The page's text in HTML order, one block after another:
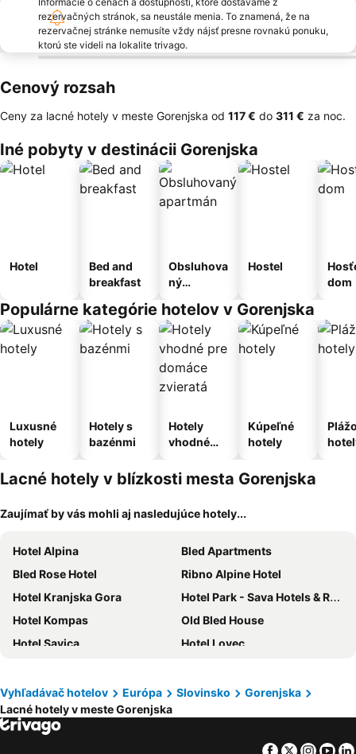
rezervačných stránok, sa neustále menia. To znamená, že na
rezervačnej stránke nemusíte vždy nájsť presne rovnakú ponuku,
ktorú ste videli na lokalite trivago.
Cenový rozsah
Ceny za lacné hotely v meste Gorenjska od ‎117 € do ‎311 € za noc.
Iné pobyty v destinácii Gorenjska
Hotel
Bed and
breakfast
Obsluhova
ný
Hostel
dom
Populárne kategórie hotelov v Gorenjska
Luxusné
hotely
Hotely s
bazénmi
Hotely
vhodné
domáce
zvieratá
Kúpeľné
hotely
Lacné hotely v blízkosti mesta Gorenjska
Zaujímať by vás mohli aj nasledujúce hotely...
Hotel Alpina
Bled Apartments
Bled Rose Hotel
Ribno Alpine Hotel
Hotel Kranjska Gora
Hotel Park - Sava Hotels & Resorts
Hotel Kompas
Old Bled House
Hotel Savica
Hotel Lovec
Apartments and Rooms Banić
Hotel Astoria Bled
Bled Paradise Apartments
Penzion Pibernik
Vyhľadávač hotelov Európa Slovinsko
Gorenjska
Lacné hotely v meste Gorenjska
Facebook
Twitter